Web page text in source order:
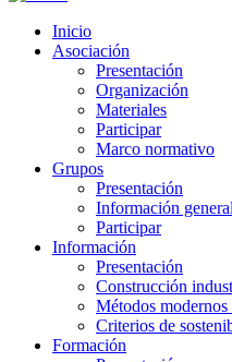
Inicio
Asociación
Presentación
Organización
Materiales
Participar
Marco normativo
Grupos
Presentación
Información general
Participar
Información
Presentación
Construcción
Métodos
Criterios de
Formación